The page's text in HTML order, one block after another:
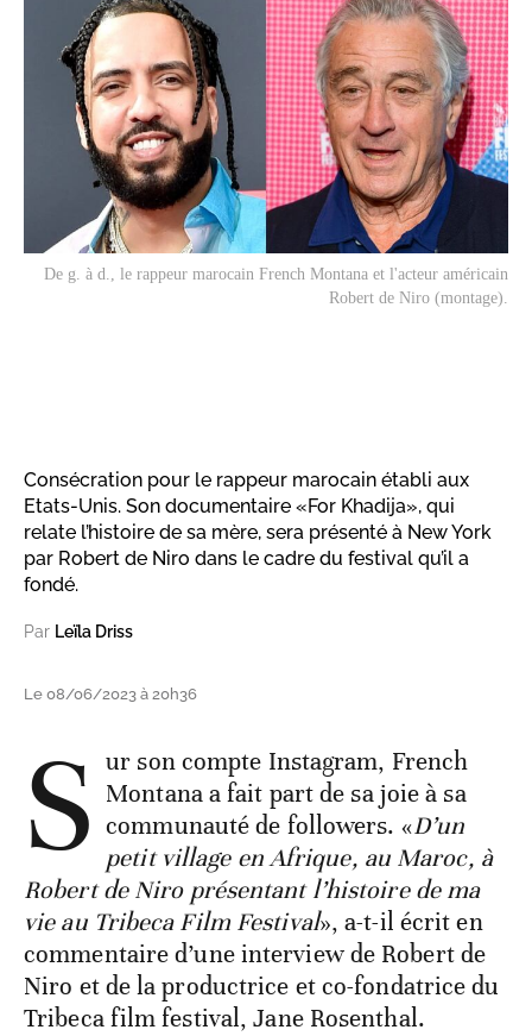
De g. à d., le rappeur marocain French Montana et l'acteur américain
Robert de Niro (montage).
Consécration pour le rappeur marocain établi aux
Etats-Unis. Son documentaire «For Khadija», qui
relate l’histoire de sa mère, sera présenté à New York
par Robert de Niro dans le cadre du festival qu’il a
fondé.
Par Leïla Driss
Le 08/06/2023 à 20h36
S ur son compte Instagram, French
Montana a fait part de sa joie à sa
communauté de followers. «D’un
petit village en Afrique, au Maroc, à
Robert de Niro présentant l’histoire de ma
vie au Tribeca Film Festival», a-t-il écrit en
commentaire d’une interview de Robert de
Niro et de la productrice et co-fondatrice du
Tribeca film festival, Jane Rosenthal.